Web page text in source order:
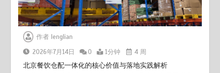
作者 lenglian
2026年7月14日
0 1分钟 4 周
北京餐饮仓配一体化的核心价值与落地实践解析